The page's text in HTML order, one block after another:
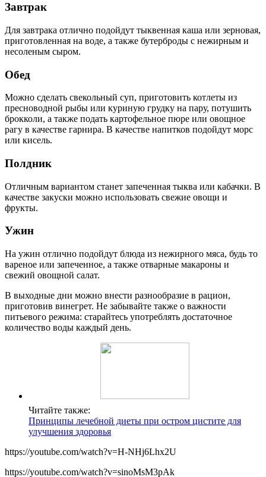
Завтрак
Для завтрака отлично подойдут тыквенная каша или зерновая,
приготовленная на воде, а также бутерброды с нежирным и
несоленым сыром.
Обед
Можно сделать свекольный суп, приготовить котлеты из
пресноводной рыбы или куриную грудку на пару, потушить
брокколи, а также подать картофельное пюре или овощное
рагу в качестве гарнира. В качестве напитков подойдут морс
или кисель.
Полдник
Отличным вариантом станет запеченная тыква или кабачки. В
качестве закуски можно использовать свежие овощи и
фрукты.
Ужин
На ужин отлично подойдут блюда из нежирного мяса, будь то
вареное или запеченное, а также отварные макароны и
свежий овощной салат.
В выходные дни можно внести разнообразие в рацион,
приготовив винегрет. Не забывайте также о важности
питьевого режима: старайтесь употреблять достаточное
количество воды каждый день.
Читайте также:
Принципы лечебной диеты при остром цистите для
улучшения здоровья
https://youtube.com/watch?v=H-NHj6Lhx2U
https://youtube.com/watch?v=sinoMsM3pAk